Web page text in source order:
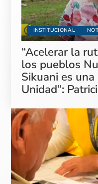
INSTITUCIONAL
“Acelerar la
los pueblos
Sikuani es
Unidad”: